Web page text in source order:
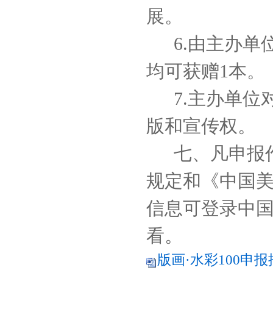
展。
6.由主办单
均可获赠1本。
7.主办单位
版和宣传权。
七、凡申报
规定和《中国
信息可登录中
看。
版画·水彩100申